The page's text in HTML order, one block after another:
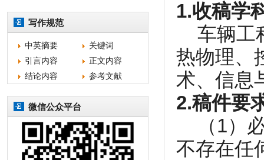
写作规范
中英摘要
关键词
引言内容
正文内容
结论内容
参考文献
微信公众平台
1.收稿学
车辆工
热物理、
术、信息
2.稿件要
（1）必
不存在任